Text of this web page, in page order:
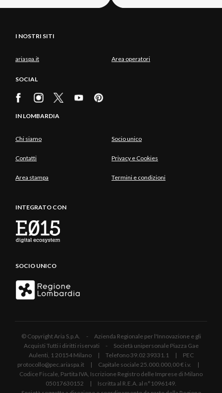
I NOSTRI SITI
ariaspa.it Area operatori
SOCIAL
IN LOMBARDIA
Chi siamo Socio unico
Contatti Privacy e Cookies
Area stampa Termini e condizioni
INTEGRATO CON
SOCIO UNICO
© Copyright Aria S.p.A. - Azienda Regionale per l'Innovazione e gli
Acquisti Tutti i diritti riservati - Società unipersonale Piazza Gae
Aulenti, 1 20154 Milano | Telefono 39.02 39331.1 | PEC
protocollo@pec.ariaspa.it | Capitale sociale 25.000.000,00 € i.v. |
Codice Fiscale, Partita IVA, Iscrizione Registro delle Imprese di Milano
05017630152 | Iscritta al R.E.A. al n°1096149.